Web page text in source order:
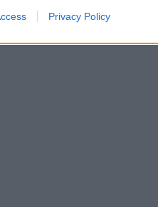
Privacy Policy